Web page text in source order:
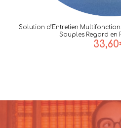
Solution d’Entretien
Souples Regard en
33,60